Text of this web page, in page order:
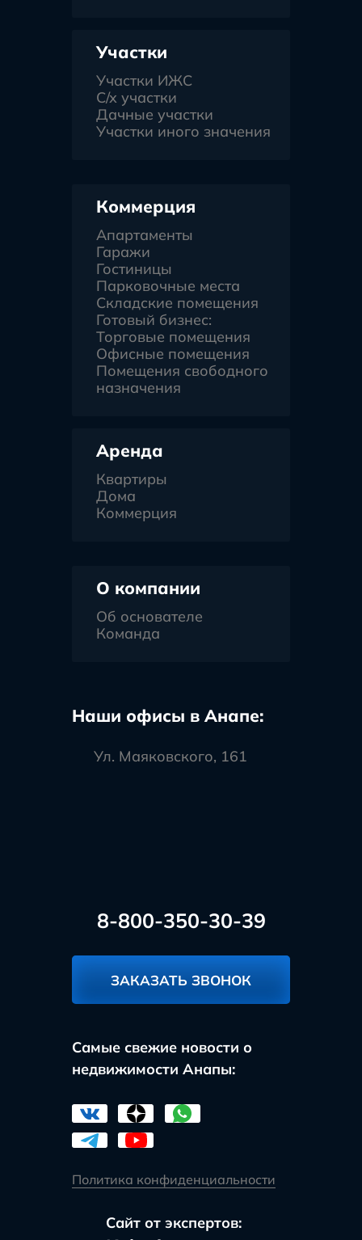
Участки
Участки ИЖС
С/х участки
Дачные участки
Участки иного значения
Коммерция
Апартаменты
Гаражи
Гостиницы
Парковочные места
Складские помещения
Готовый бизнес:
Торговые помещения
Офисные помещения
Помещения свободного
назначения
Аренда
Квартиры
Дома
Коммерция
О компании
Об основателе
Команда
Наши офисы в Анапе:
Ул. Маяковского, 161
8-800-350-30-39
ЗАКАЗАТЬ ЗВОНОК
Самые свежие новости о
недвижимости Анапы:
Политика конфиденциальности
Сайт от экспертов: